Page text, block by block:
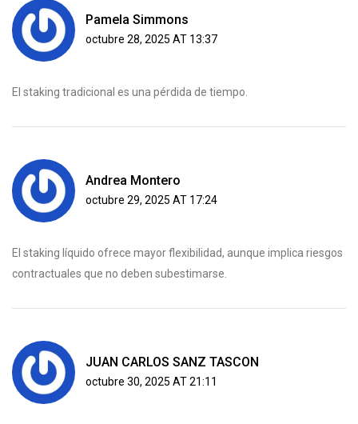
Pamela Simmons
octubre 28, 2025 AT 13:37
El staking tradicional es una pérdida de tiempo.
Andrea Montero
octubre 29, 2025 AT 17:24
El staking líquido ofrece mayor flexibilidad, aunque implica riesgos
contractuales que no deben subestimarse.
JUAN CARLOS SANZ TASCON
octubre 30, 2025 AT 21:11